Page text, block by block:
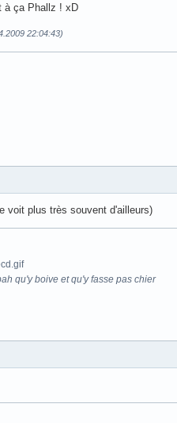
à ça Phallz ! xD
22:04:43)
voit plus très souvent d'ailleurs)
qu'y boive et qu'y fasse pas chier